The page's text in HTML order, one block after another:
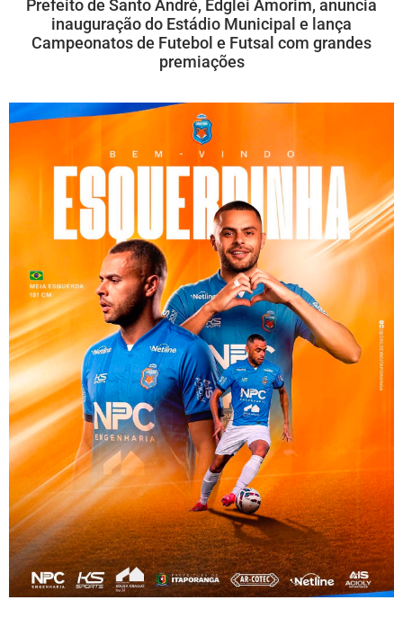
Prefeito de Santo André, Edglei Amorim, anuncia
inauguração do Estádio Municipal e lança
Campeonatos de Futebol e Futsal com grandes
premiações